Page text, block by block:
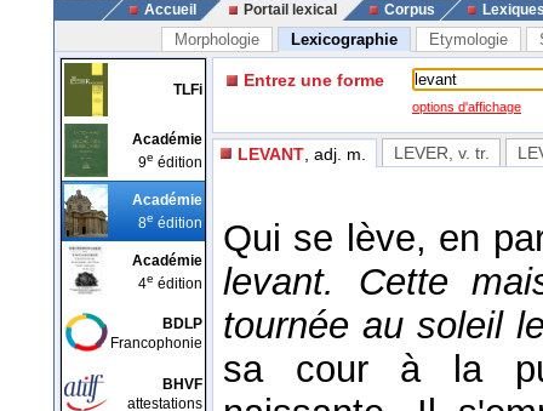
Accueil Portail lexical Corpus
Morphologie Lexicographie Etymologie
TLFi
Académie
9e édition
Académie
8e édition
Académie
4e édition
BDLP
Francophonie
BHVF
attestations
Entrez une forme
options d'affichage
LEVANT , adj. m. LEVER , v. tr.
Qui se lève, en
levant. Cette
tournée au soleil
sa cour à la